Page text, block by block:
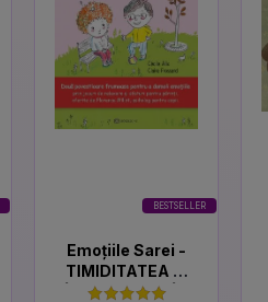
BESTSELLER
Emoțiile Sarei -
TIMIDITATEA ȘI
ÎNCREDEREA ÎN